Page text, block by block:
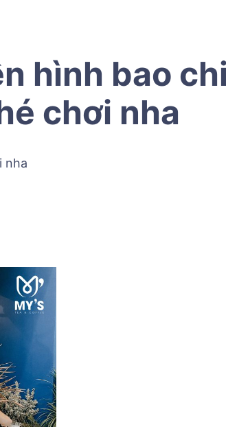
hình bao
chơi nha
nha